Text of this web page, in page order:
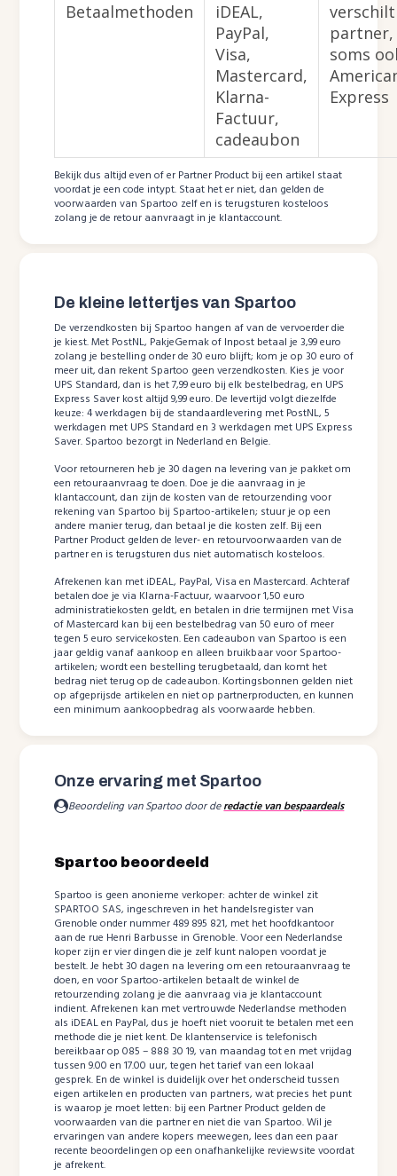
Betaalmethoden
iDEAL,
PayPal,
Visa,
Mastercard,
Klarna-
Factuur,
cadeaubon
partner,
soms
Express
Bekijk dus altijd even of er Partner Product bij een artikel staat
voordat je een code intypt. Staat het er niet, dan gelden de
voorwaarden van Spartoo zelf en is terugsturen kosteloos
zolang je de retour aanvraagt in je klantaccount.
De kleine lettertjes van Spartoo
De verzendkosten bij Spartoo hangen af van de vervoerder die
je kiest. Met PostNL, PakjeGemak of Inpost betaal je 3,99 euro
zolang je bestelling onder de 30 euro blijft; kom je op 30 euro of
meer uit, dan rekent Spartoo geen verzendkosten. Kies je voor
UPS Standard, dan is het 7,99 euro bij elk bestelbedrag, en UPS
Express Saver kost altijd 9,99 euro. De levertijd volgt diezelfde
keuze: 4 werkdagen bij de standaardlevering met PostNL, 5
werkdagen met UPS Standard en 3 werkdagen met UPS Express
Saver. Spartoo bezorgt in Nederland en Belgie.
Voor retourneren heb je 30 dagen na levering van je pakket om
een retouraanvraag te doen. Doe je die aanvraag in je
klantaccount, dan zijn de kosten van de retourzending voor
rekening van Spartoo bij Spartoo-artikelen; stuur je op een
andere manier terug, dan betaal je die kosten zelf. Bij een
Partner Product gelden de lever- en retourvoorwaarden van de
partner en is terugsturen dus niet automatisch kosteloos.
Afrekenen kan met iDEAL, PayPal, Visa en Mastercard. Achteraf
betalen doe je via Klarna-Factuur, waarvoor 1,50 euro
administratiekosten geldt, en betalen in drie termijnen met Visa
of Mastercard kan bij een bestelbedrag van 50 euro of meer
tegen 5 euro servicekosten. Een cadeaubon van Spartoo is een
jaar geldig vanaf aankoop en alleen bruikbaar voor Spartoo-
artikelen; wordt een bestelling terugbetaald, dan komt het
bedrag niet terug op de cadeaubon. Kortingsbonnen gelden niet
op afgeprijsde artikelen en niet op partnerproducten, en kunnen
een minimum aankoopbedrag als voorwaarde hebben.
Onze ervaring met Spartoo
Beoordeling van Spartoo door deredactie van bespaardeals
Spartoo beoordeeld
Spartoo is geen anonieme verkoper: achter de winkel zit
SPARTOO SAS, ingeschreven in het handelsregister van
Grenoble onder nummer 489 895 821, met het hoofdkantoor
aan de rue Henri Barbusse in Grenoble. Voor een Nederlandse
koper zijn er vier dingen die je zelf kunt nalopen voordat je
bestelt. Je hebt 30 dagen na levering om een retouraanvraag te
doen, en voor Spartoo-artikelen betaalt de winkel de
retourzending zolang je die aanvraag via je klantaccount
indient. Afrekenen kan met vertrouwde Nederlandse methoden
als iDEAL en PayPal, dus je hoeft niet vooruit te betalen met een
methode die je niet kent. De klantenservice is telefonisch
bereikbaar op 085 – 888 30 19, van maandag tot en met vrijdag
tussen 9.00 en 17.00 uur, tegen het tarief van een lokaal
gesprek. En de winkel is duidelijk over het onderscheid tussen
eigen artikelen en producten van partners, wat precies het punt
is waarop je moet letten: bij een Partner Product gelden de
voorwaarden van die partner en niet die van Spartoo. Wil je
ervaringen van andere kopers meewegen, lees dan een paar
recente beoordelingen op een onafhankelijke reviewsite voordat
je afrekent.